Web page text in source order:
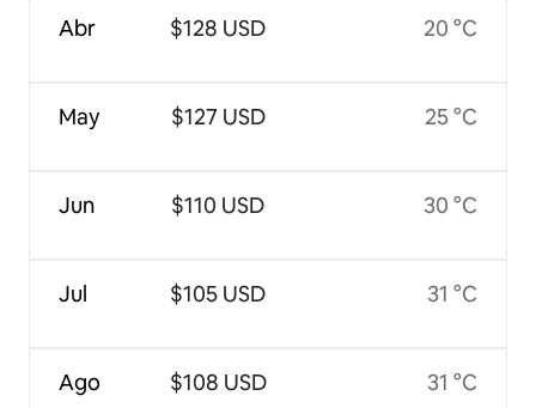
Abr
May
Jun
Jul
Ago
$128 USD
$127 USD
$110 USD
$105 USD
$108 USD
20 °C
25 °C
30 °C
31 °C
31 °C